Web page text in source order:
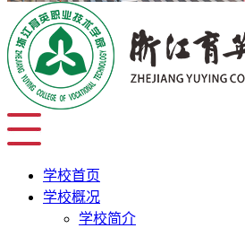
学校首页
学校概况
学校简介